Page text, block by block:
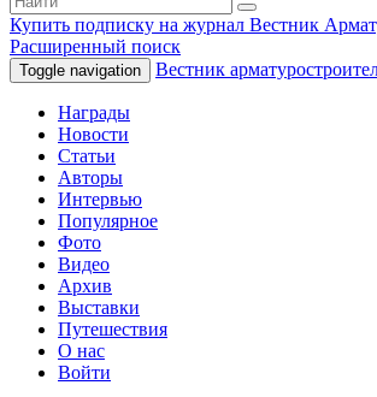
Купить подписку на журнал Вестник
Расширенный поиск
Toggle navigation Вестник
Награды
Новости
Статьи
Авторы
Интервью
Популярное
Фото
Видео
Архив
Выставки
Путешествия
О нас
Войти